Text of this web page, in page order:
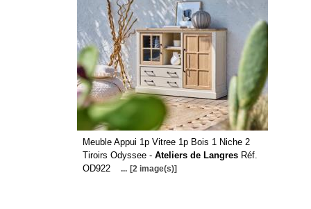
Meuble Appui 1p Vitree 1p Bois 1 Niche 2
Tiroirs Odyssee - Ateliers de LangresRéf.
OD922
... [2 image(s)]